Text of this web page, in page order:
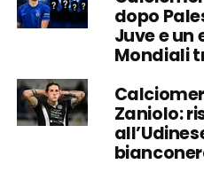
dopo
Juve e un
Mondiali
Zaniolo: